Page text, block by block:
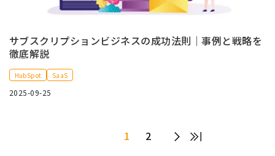
サブスクリプションビジネスの成功法則｜事例と戦略を
徹底解説
HubSpot SaaS
2025-09-25
1 2